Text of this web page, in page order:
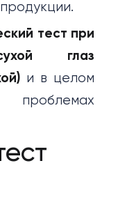
тест при
глаз
и в целом